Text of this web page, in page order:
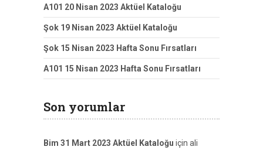
A101 20 Nisan 2023 Aktüel Kataloğu
Şok 19 Nisan 2023 Aktüel Kataloğu
Şok 15 Nisan 2023 Hafta Sonu Fırsatları
A101 15 Nisan 2023 Hafta Sonu Fırsatları
Son yorumlar
Bim 31 Mart 2023 Aktüel Kataloğu için ali